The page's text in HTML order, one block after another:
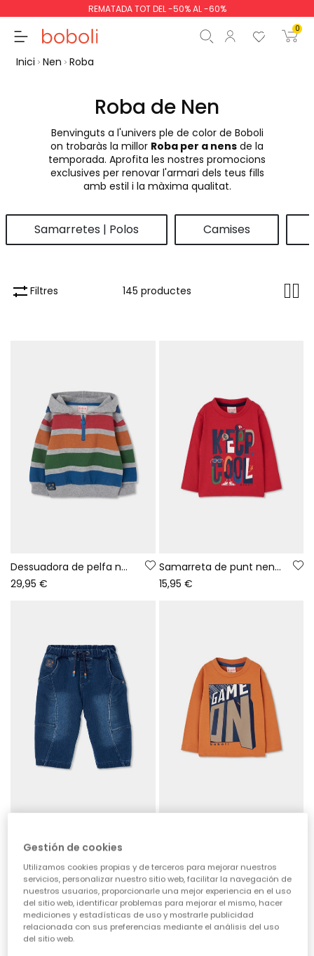
REMATADA TOT DEL -50% AL -60%
0
0,00 €
Continua Començar la
Inici Nen Roba
Roba de Nen
Benvinguts a l'univers ple de color de Boboli
on trobaràs la millor Roba per a nens de la
temporada. Aprofita les nostres promocions
exclusives per renovar l'armari dels teus fills
amb estil i la màxima qualitat.
Samarretes | Polos Camises
Filtres 145 productes
Dessuadora de pelfa nen gris vigoré llistada multicolor
29,95 €
Samarreta de punt nen granat estampat Keep Cool
15,95 €
29,95 €
Gestión de cookies
Utilizamos cookies propias y de terceros para mejorar nuestros
servicios, personalizar nuestro sitio web, facilitar la navegación de
nuestros usuarios, proporcionarle una mejor experiencia en el uso
del sitio web, identificar problemas para mejorar el mismo, hacer
mediciones y estadísticas de uso y mostrarle publicidad
relacionada con sus preferencias mediante el análisis del uso
del sitio web.